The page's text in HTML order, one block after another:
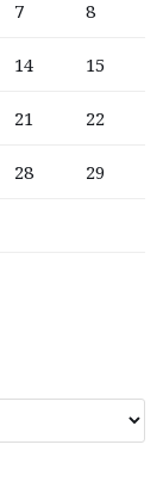
7 8
14 15
21 22
28 29